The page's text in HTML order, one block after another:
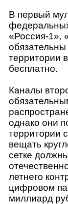
В первый
«Россия-1»,
территории
бесплатно.
Каналы
однако они
территории
вещать
сетке
летнего
цифровом
миллиард